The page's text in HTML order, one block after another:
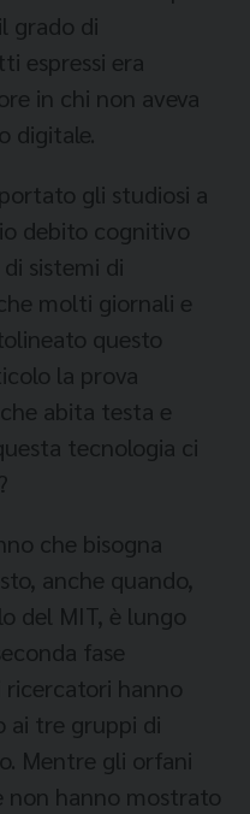
grado di
espressi era
in chi non aveva
digitale.
gli studiosi a
debito cognitivo
sistemi di
molti giornali e
questo
la prova
abita testa e
tecnologia ci
che bisogna
anche quando,
del MIT, è lungo
fase
hanno
ai tre gruppi di
Mentre gli orfani
non hanno mostrato